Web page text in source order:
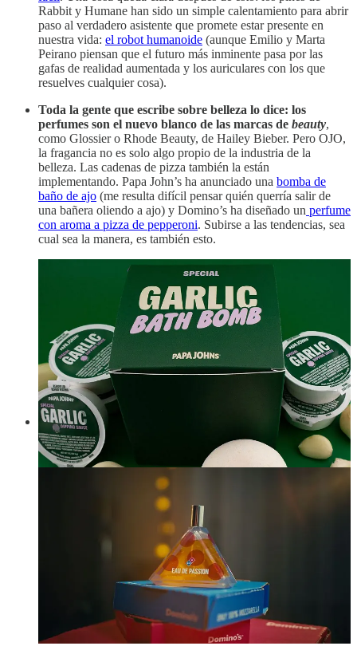
Rabbit y Humane han sido un simple calentamiento para abrir
paso al verdadero asistente que promete estar presente en
nuestra vida: el robot humanoide (aunque Emilio y Marta
Peirano piensan que el futuro más inminente pasa por las
gafas de realidad aumentada y los auriculares con los que
resuelves cualquier cosa).
Toda la gente que escribe sobre belleza lo dice: los
perfumes son el nuevo blanco de las marcas de beauty,
como Glossier o Rhode Beauty, de Hailey Bieber. Pero OJO,
la fragancia no es solo algo propio de la industria de la
belleza. Las cadenas de pizza también la están
implementando. Papa John’s ha anunciado una bomba de
baño de ajo (me resulta difícil pensar quién querría salir de
una bañera oliendo a ajo) y Domino’s ha diseñado un perfume
con aroma a pizza de pepperoni. Subirse a las tendencias, sea
cual sea la manera, es también esto.
Quinn, la nueva app erótica para la generación zeta que
promete revolucionar los audios
. Creada por Caroline
Spiegel, hermana del CEO de Snapchat, la app permite a los
usuarios compartir historias sensuales en audio. Hasta ahora,
ha conseguido amasar más de 10 millones de dólares en
financiación y ya tiene cientos de miles de suscriptores, de los
cuales el 77 por ciento son mujeres. Tal es su éxito que ha
logrado que actores como Andrew Scott, de
Anatomía de Grey, graben historias con su voz.
La fundadora afirma que, si eres una celebridad, es inevitable
que la IA replique tu voz sin permiso y circulen miles de
fan-fictionsobre ti en internet, «así que, mejor
hacerlo bien y a tu manera». No le falta razón. El dilema es el
siguiente: ¿es mejor que otros usen tu imagen sin autorización
o intentar gestionarlo tú mismo?